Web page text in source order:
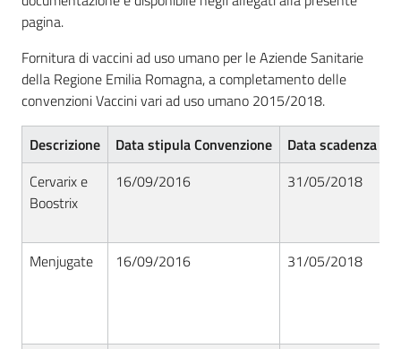
English
site
su
pagina.
Fornitura di vaccini ad uso umano per le Aziende Sanitarie
della Regione Emilia Romagna, a completamento delle
convenzioni Vaccini vari ad uso umano 2015/2018.
Descrizione Data stipula Convenzione
Data scadenza
Cervarix e
Boostrix
16/09/2016 31/05/2018
Menjugate 16/09/2016 31/05/2018